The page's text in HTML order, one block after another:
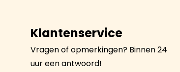
Klantenservice
Vragen of opmerkingen? Binnen 24
uur een antwoord!